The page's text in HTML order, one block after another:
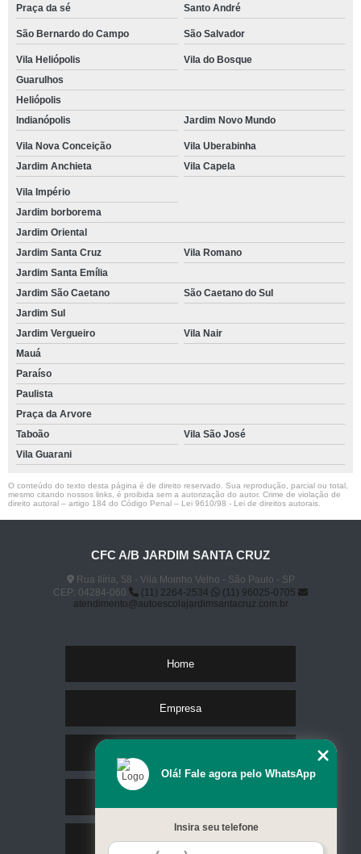
Praça da sé Santo André
São Bernardo do Campo São Salvador
Vila Heliópolis
Vila do Bosque
Guarulhos
Heliópolis
Indianópolis
Jardim Novo Mundo
Vila Nova Conceição
Vila Uberabinha
Jardim Anchieta
Vila Capela
Vila Império
Jardim borborema
Jardim Oriental
Jardim Santa Cruz
Vila Romano
Jardim Santa Emília
Jardim São Caetano
São Caetano do Sul
Jardim Sul
Jardim Vergueiro
Vila Nair
Mauá
Paraíso
Paulista
Praça da Arvore
Taboão
Vila São José
Vila Guarani
O conteúdo do texto desta página é de direito reservado. Sua reprodução, parcial ou total,
mesmo citando nossos links, é proibida sem a autorização do autor. Crime de violação de
direito autoral – artigo 184 do Código Penal – Lei 9610/98 - Lei de direitos autorais
CFC A/B JARDIM SANTA CRUZ
Rua Ilíria, 58 - Vila Moinho Velho - São Paulo - SP
CEP: 04284-060
(11) 2264-2534
(11) 96025-0705
atendimento@autoescolajardimsantacruz.com.br
Home
Empresa
Contato
Olá! Fale agora pelo WhatsApp
Insira seu telefone